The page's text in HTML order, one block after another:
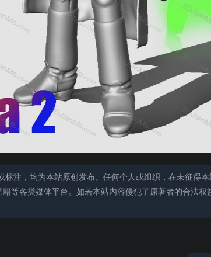
注，均为本站原创发布。任何个人或组织，在未征得
等各类媒体平台。如若本站内容侵犯了原著者的合法权